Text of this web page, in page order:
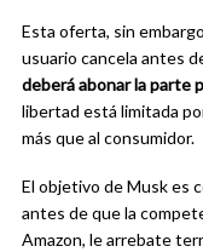
Esta oferta, sin
usuario cancela antes
deberá abonar la parte
libertad está limitada
más que al consumidor.
El objetivo de Musk es
antes de que la
Amazon, le arrebate